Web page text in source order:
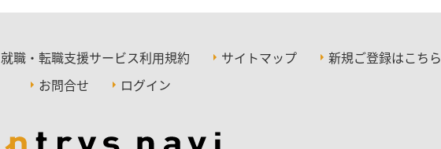
就職・転職支援サービス利用規約 サイトマップ 新規ご登録はこちら
お問合せ
ログイン